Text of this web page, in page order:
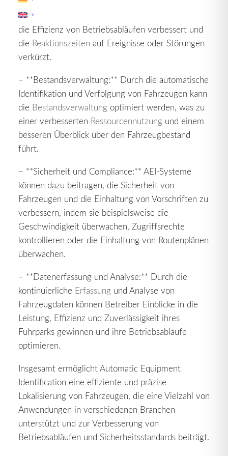
präzise Echtzeitlokalisierung von Fahrzeugen, was
die Effizienz von Betriebsabläufen verbessert und
die Reaktionszeiten auf Ereignisse oder Störungen
verkürzt.
– **Bestandsverwaltung:** Durch die automatische
Identifikation und Verfolgung von Fahrzeugen kann
die Bestandsverwaltung optimiert werden, was zu
einer verbesserten Ressourcennutzung und einem
besseren Überblick über den Fahrzeugbestand
führt.
– **Sicherheit und Compliance:** AEI-Systeme
können dazu beitragen, die Sicherheit von
Fahrzeugen und die Einhaltung von Vorschriften zu
verbessern, indem sie beispielsweise die
Geschwindigkeit überwachen, Zugriffsrechte
kontrollieren oder die Einhaltung von Routenplänen
überwachen.
– **Datenerfassung und Analyse:** Durch die
kontinuierliche Erfassung und Analyse von
Fahrzeugdaten können Betreiber Einblicke in die
Leistung, Effizienz und Zuverlässigkeit ihres
Fuhrparks gewinnen und ihre Betriebsabläufe
optimieren.
Insgesamt ermöglicht Automatic Equipment
Identification eine effiziente und präzise
Lokalisierung von Fahrzeugen, die eine Vielzahl von
Anwendungen in verschiedenen Branchen
unterstützt und zur Verbesserung von
Betriebsabläufen und Sicherheitsstandards beiträgt.